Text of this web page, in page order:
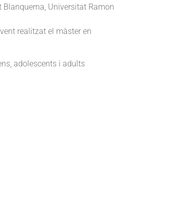
Universitat Ramon
realitzat el màster en
adolescents i adults